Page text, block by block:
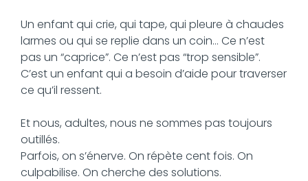
Un enfant qui crie, qui tape, qui pleure à chaudes
larmes ou qui se replie dans un coin… Ce n’est
pas un “caprice”. Ce n’est pas “trop sensible”.
C’est un enfant qui a besoin d’aide pour traverser
ce qu’il ressent.
Et nous, adultes, nous ne sommes pas toujours
outillés.
Parfois, on s’énerve. On répète cent fois. On
culpabilise. On cherche des solutions.